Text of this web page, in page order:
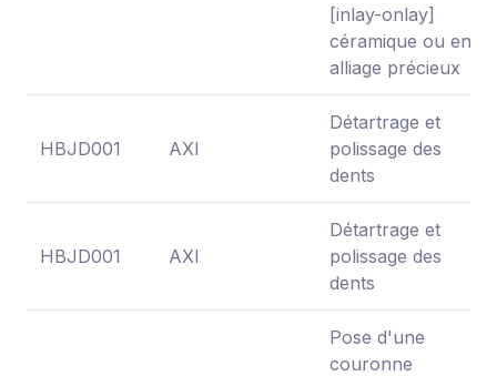
[inlay-onlay]
céramique ou en
alliage précieux
HBJD001 AXI
Détartrage et
polissage des
dents
HBJD001 AXI
Détartrage et
polissage des
dents
Pose d'une
couronne